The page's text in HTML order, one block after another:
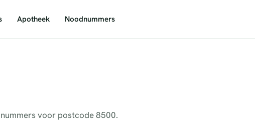
Apotheek Noodnummers
voor postcode 8500.